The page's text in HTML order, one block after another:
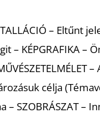
– Eltűnt
– KÉPGRAFIKA–
–
célja
– SZOBRÁSZAT–